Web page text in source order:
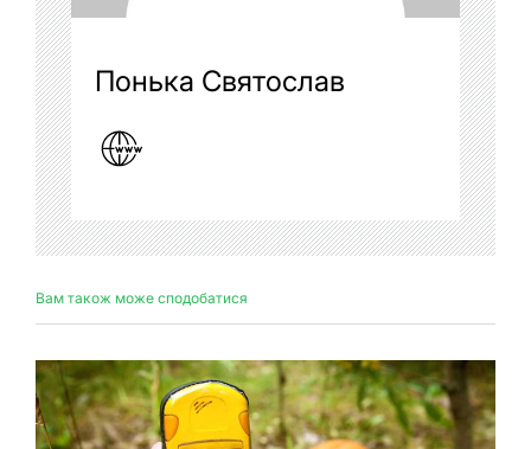
Понька Святослав
Вам також може сподобатися